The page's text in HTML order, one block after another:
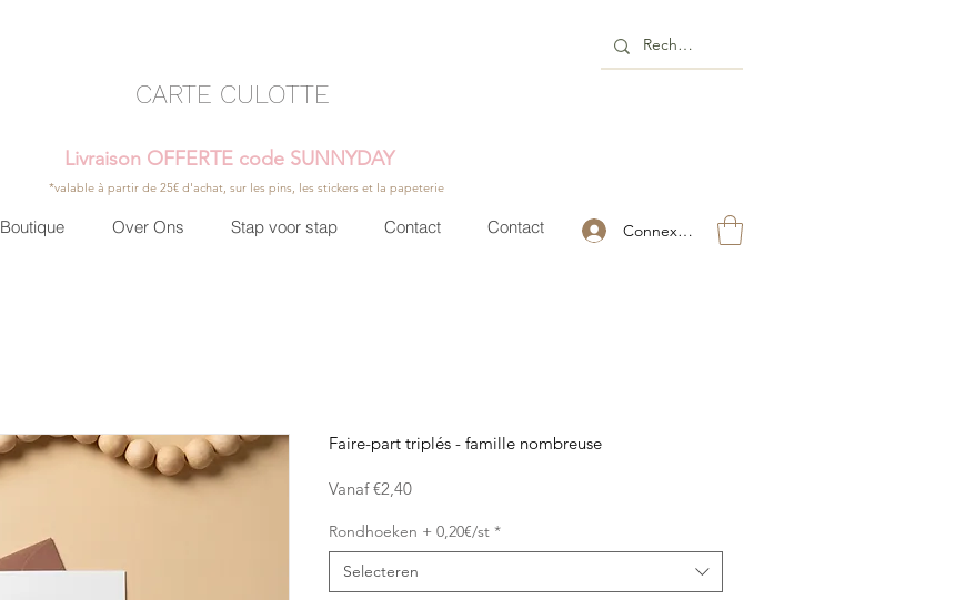
CARTE CULOTTE
Livraison OFFERTE code SUNNYDAY
*valable à partir de 25€ d'achat, sur les pins, les stickers et la papeterie
Boutique Over Ons Stap voor stap Contact Contact Connexion
Faire-part triplés - famille nombreuse
Vanaf€2,40Verkoopprijs
Rondhoeken + 0,20€/st *
Selecteren